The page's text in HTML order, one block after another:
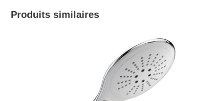
Produits similaires